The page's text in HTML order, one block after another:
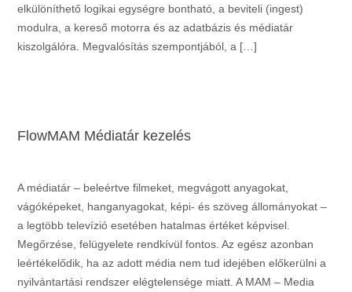
elkülöníthető logikai egységre bontható, a beviteli (ingest)
modulra, a kereső motorra és az adatbázis és médiatár
kiszolgálóra. Megvalósítás szempontjából, a […]
FlowMAM Médiatár kezelés
A médiatár – beleértve filmeket, megvágott anyagokat,
vágóképeket, hanganyagokat, képi- és szöveg állományokat –
a legtöbb televízió esetében hatalmas értéket képvisel.
Megőrzése, felügyelete rendkívül fontos. Az egész azonban
leértékelődik, ha az adott média nem tud idejében előkerülni a
nyilvántartási rendszer elégtelensége miatt. A MAM – Media